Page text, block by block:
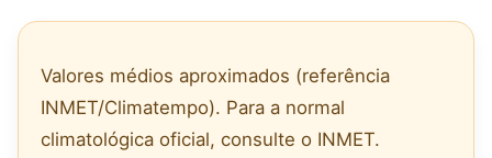
Valores médios aproximados (referência
INMET/Climatempo). Para a normal
climatológica oficial, consulte o INMET.